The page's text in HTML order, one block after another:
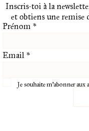
Inscris-toi à la
et obtiens une remise
Prénom *
Email *
Je souhaite m'abonner aux